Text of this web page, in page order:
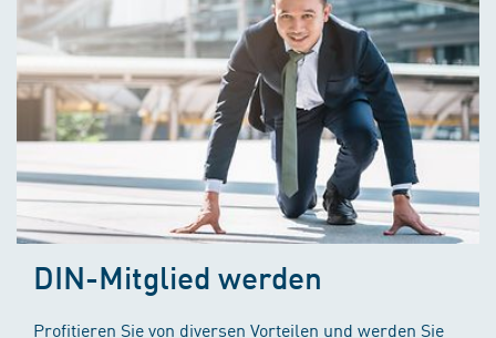
DIN-Mitglied werden
Profitieren Sie von diversen Vorteilen und werden Sie